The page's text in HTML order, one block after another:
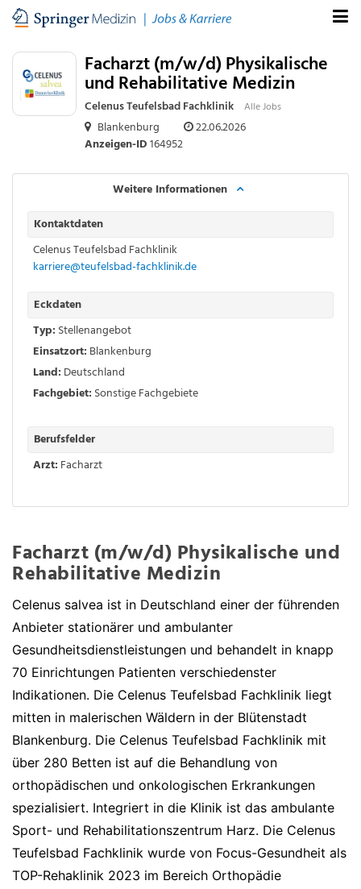
Facharzt (m/w/d) Physikalische
und Rehabilitative Medizin
Celenus Teufelsbad Fachklinik Alle Jobs
Blankenburg
22.06.2026
Anzeigen-ID164952
Weitere Informationen
Kontaktdaten
Celenus Teufelsbad Fachklinik
karriere@teufelsbad-fachklinik.de
Eckdaten
Typ: Stellenangebot
Einsatzort: Blankenburg
Land: Deutschland
Fachgebiet: Sonstige Fachgebiete
Berufsfelder
Arzt: Facharzt
Facharzt (m/w/d) Physikalische und
Rehabilitative Medizin
Celenus salvea ist in Deutschland einer der führenden
Anbieter stationärer und ambulanter
Gesundheitsdienstleistungen und behandelt in knapp
70 Einrichtungen Patienten verschiedenster
Indikationen. Die Celenus Teufelsbad Fachklinik liegt
mitten in malerischen Wäldern in der Blütenstadt
Blankenburg. Die Celenus Teufelsbad Fachklinik mit
über 280 Betten ist auf die Behandlung von
orthopädischen und onkologischen Erkrankungen
spezialisiert. Integriert in die Klinik ist das ambulante
Sport- und Rehabilitationszentrum Harz. Die Celenus
Teufelsbad Fachklinik wurde von Focus-Gesundheit als
TOP-Rehaklinik 2023 im Bereich Orthopädie